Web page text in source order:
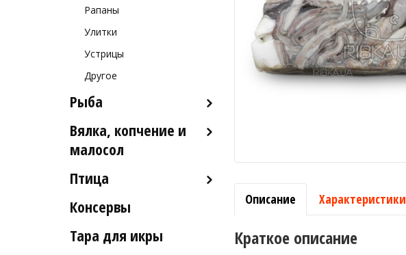
Рапаны
Улитки
Устрицы
Другое
Рыба
Рыба деликатесных сортов
Рыба столовых сортов
Вялка, копчение и
малосол
Икра вяленая
Рыба слабосоленая
Рыба холодного и
Птица
Индейка
Консервы
Тара для икры
Описание Характеристики
Краткое описание